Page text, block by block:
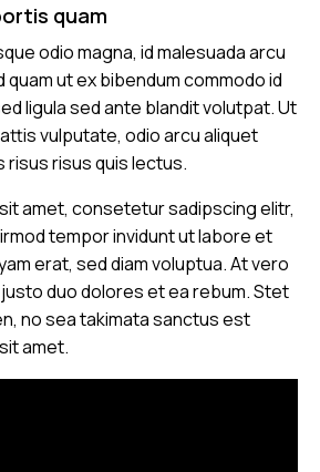
quam
odio magna, id malesuada arcu
ut ex bibendum commodo id
ligula sed ante blandit volutpat. Ut
vulputate, odio arcu aliquet
risus risus quis lectus.
amet, consetetur sadipscing elitr,
tempor invidunt ut labore et
erat, sed diam voluptua. At vero
duo dolores et ea rebum. Stet
no sea takimata sanctus est
amet.